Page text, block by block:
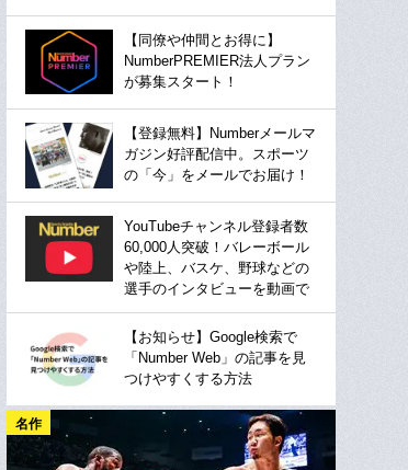
【同僚や仲間とお得に】
NumberPREMIER法人プラン
が募集スタート！
【登録無料】Numberメールマ
ガジン好評配信中。スポーツ
の「今」をメールでお届け！
YouTubeチャンネル登録者数
60,000人突破！バレーボール
や陸上、バスケ、野球などの
選手のインタビューを動画で
【お知らせ】Google検索で
「Number Web」の記事を見
つけやすくする方法
名作